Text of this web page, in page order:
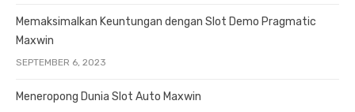
Memaksimalkan Keuntungan dengan Slot Demo Pragmatic
Maxwin
SEPTEMBER 6, 2023
Meneropong Dunia Slot Auto Maxwin